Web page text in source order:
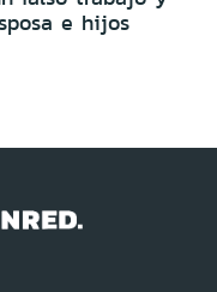
e hijos